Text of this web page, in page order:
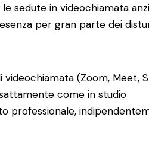
sedute in videochiamata
per gran parte dei
(Zoom, Meet,
come in studio
professionale,